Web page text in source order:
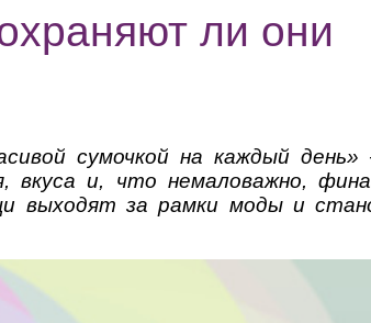
ли они
сумочкой на каждый
вкуса и, что немаловажно,
выходят за рамки моды и